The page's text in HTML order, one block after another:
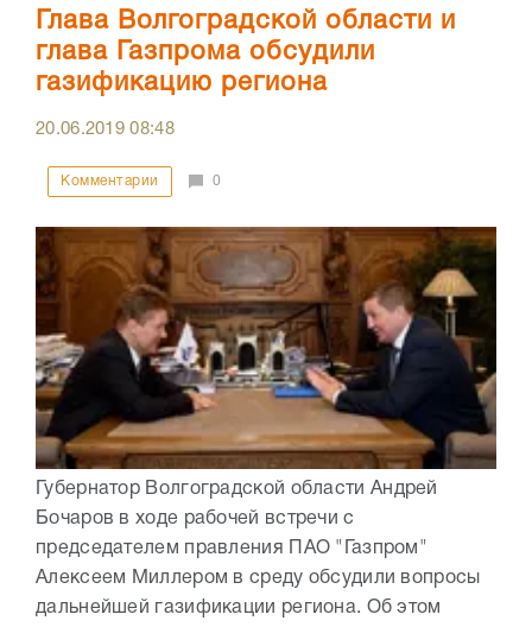
Глава Волгоградской области и
глава Газпрома обсудили
газификацию региона
20.06.201908:48
Комментарии 0
Губернатор Волгоградской области Андрей
Бочаров в ходе рабочей встречи с
председателем правления ПАО "Газпром"
Алексеем Миллером в среду обсудили вопросы
дальнейшей газификации региона. Об этом